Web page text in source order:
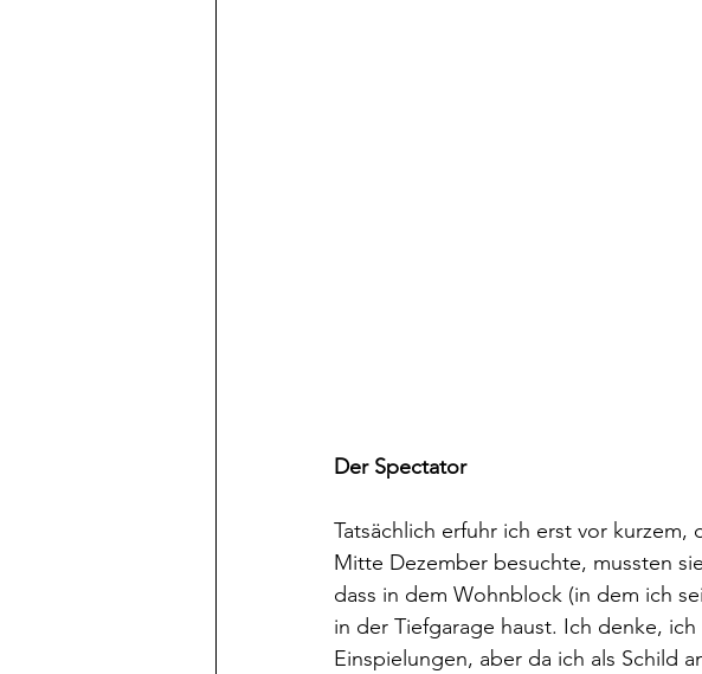
Der Spectator
Tatsächlich erfuhr ich erst vor kurzem,
Mitte Dezember besuchte, mussten
dass in dem Wohnblock (in dem ich
in der Tiefgarage haust. Ich denke,
Einspielungen, aber da ich als Schild